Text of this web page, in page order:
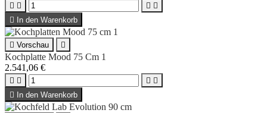
   
 In den Warenkorb
 Vorschau 
Kochplatte Mood 75 Cm 1
2.541,06 €
   
 In den Warenkorb